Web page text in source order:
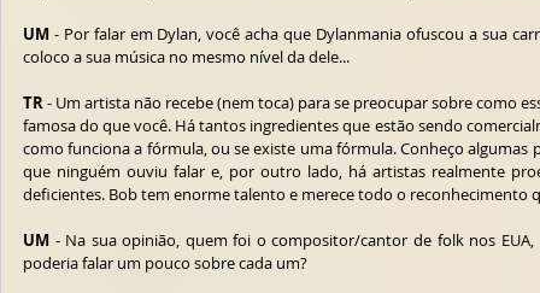
UM - Por falar em Dylan, você acha que Dylanmania ofuscou a sua
coloco a sua música no mesmo nível da dele...
TR - Um artista não recebe (nem toca) para se preocupar sobre como
famosa do que você. Há tantos ingredientes que estão sendo
como funciona a fórmula, ou se existe uma fórmula. Conheço
que ninguém ouviu falar e, por outro lado, há artistas realmente
deficientes. Bob tem enorme talento e merece todo o reconhecimento
UM - Na sua opinião, quem foi o compositor/cantor de folk nos EUA,
poderia falar um pouco sobre cada um?